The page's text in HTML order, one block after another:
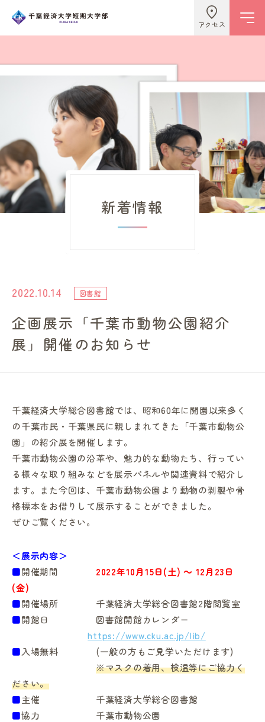
アクセス
学校情報
ビジネスライフ学科
こども学科
キャンパスライフ
進路・就職情報
レンガ棟について
高校の先生方へ
地域・一般の方へ
企業・園・施設の方へ
in Campus
総合図書館
プライバシーポリシー
新着情報
2022.10.14 図書館
企画展示「千葉市動物公園紹介
展」開催のお知らせ
千葉経済大学総合図書館では、昭和60年に開園以来多く
の千葉市民・千葉県民に親しまれてきた「千葉市動物公
園」の紹介展を開催します。
千葉市動物公園の沿革や、魅力的な動物たち、行ってい
る様々な取り組みなどを展示パネルや関連資料で紹介し
ます。また今回は、千葉市動物公園より動物の剥製や骨
格標本をお借りして展示することができました。
ぜひご覧ください。
＜展示内容＞
■開催期間 2022年10月15日(土) ～ 12月23日
(金)
■開催場所 千葉経済大学総合図書館2階閲覧室
■開館日 図書館開館カレンダー
https://www.cku.ac.jp/lib/
■入場無料 (一般の方もご見学いただけます)
※マスクの着用、検温等にご協力く
ださい。
■主催 千葉経済大学総合図書館
■協力 千葉市動物公園